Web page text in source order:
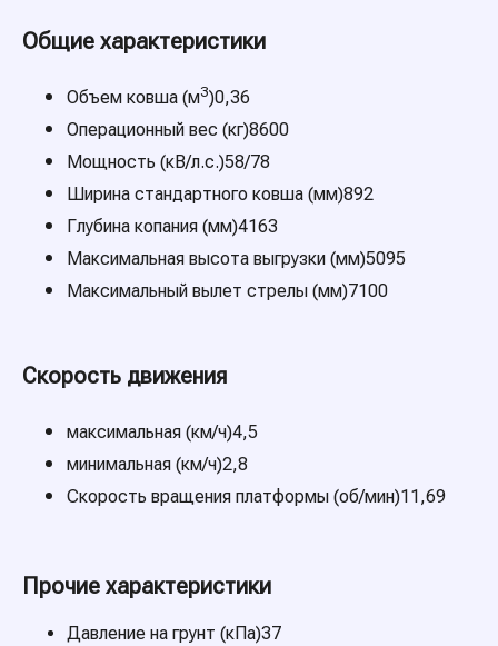
Общие характеристики
Объем ковша (м3)0,36
Операционный вес (кг)8600
Мощность (кВ/л.с.)58/78
Ширина стандартного ковша (мм)892
Глубина копания (мм)4163
Максимальная высота выгрузки (мм)5095
Максимальный вылет стрелы (мм)7100
Скорость движения
максимальная (км/ч)4,5
минимальная (км/ч)2,8
Скорость вращения платформы (об/мин)11,69
Прочие характеристики
Давление на грунт (кПа)37